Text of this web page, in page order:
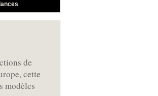
de
cette
modèles